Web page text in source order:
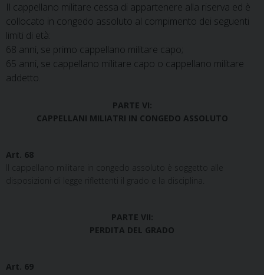
Il cappellano militare cessa di appartenere alla riserva ed è
collocato in congedo assoluto al compimento dei seguenti
limiti di età:
68 anni, se primo cappellano militare capo;
65 anni, se cappellano militare capo o cappellano militare
addetto.
PARTE VI:
CAPPELLANI MILIATRI IN CONGEDO ASSOLUTO
Art. 68
Il cappellano militare in congedo assoluto è soggetto alle
disposizioni di legge riflettenti il grado e la disciplina.
PARTE VII:
PERDITA DEL GRADO
Art. 69